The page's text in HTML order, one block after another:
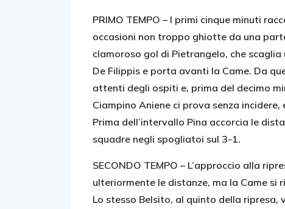
PRIMO TEMPO – I primi cinque minuti
occasioni non troppo ghiotte da una
clamoroso gol di Pietrangelo, che
De Filippis e porta avanti la Came. Da
attenti degli ospiti e, prima del decimo
Ciampino Aniene ci prova senza
Prima dell’intervallo Pina accorcia le
squadre negli spogliatoi sul 3-1.
SECONDO TEMPO – L’approccio alla
ulteriormente le distanze, ma la Came
Lo stesso Belsito, al quinto della ripresa,